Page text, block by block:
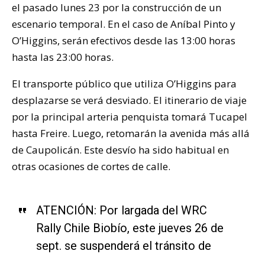
el pasado lunes 23 por la construcción de un
escenario temporal. En el caso de Aníbal Pinto y
O’Higgins, serán efectivos desde las 13:00 horas
hasta las 23:00 horas.
El transporte público que utiliza O’Higgins para
desplazarse se verá desviado. El itinerario de viaje
por la principal arteria penquista tomará Tucapel
hasta Freire. Luego, retomarán la avenida más allá
de Caupolicán. Este desvío ha sido habitual en
otras ocasiones de cortes de calle.
ATENCIÓN: Por largada del WRC
Rally Chile Biobío, este jueves 26 de
sept. se suspenderá el tránsito de